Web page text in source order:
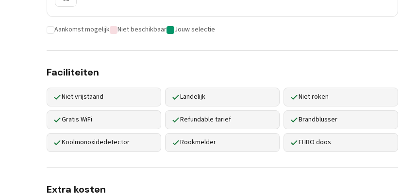
Aankomst mogelijk Niet beschikbaar Jouw selectie
Faciliteiten
Niet vrijstaand Landelijk Niet roken
Gratis WiFi Refundable tarief Brandblusser
Koolmonoxidedetector Rookmelder EHBO doos
Extra kosten